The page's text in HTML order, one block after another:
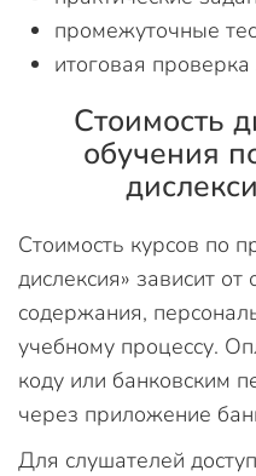
промежуточные
итоговая проверка
Стоимость
обучения
Стоимость курсов по
дислексия» зависит
содержания,
учебному процессу.
коду или банковским
через приложение
Для слушателей